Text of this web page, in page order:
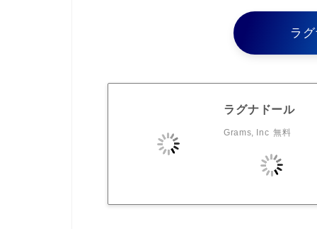
ラ
ラグナドール
Grams, Inc 無料